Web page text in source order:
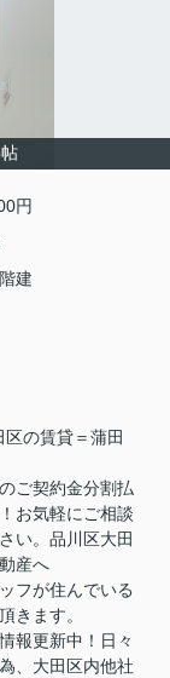
円
建
の賃貸＝蒲田
ご契約金分割払
お気軽にご相談
い。品川区大田
産へ
フが住んでいる
きます。
報更新中！日々
、大田区内他社